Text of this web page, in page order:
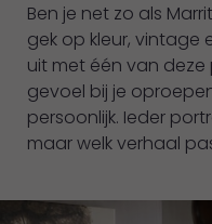
Werkaandemuur.
Ben je net zo als
gek op kleur, vintage
uit met één van deze
gevoel bij je
persoonlijk. Ieder
maar welk verhaal